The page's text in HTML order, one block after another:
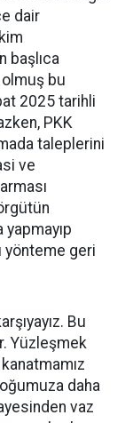
dair
başlıca
bu
2025 tarihli
PKK
taleplerini
ve
yapmayıp
yönteme geri
Bu
Yüzleşmek
daha
vaz